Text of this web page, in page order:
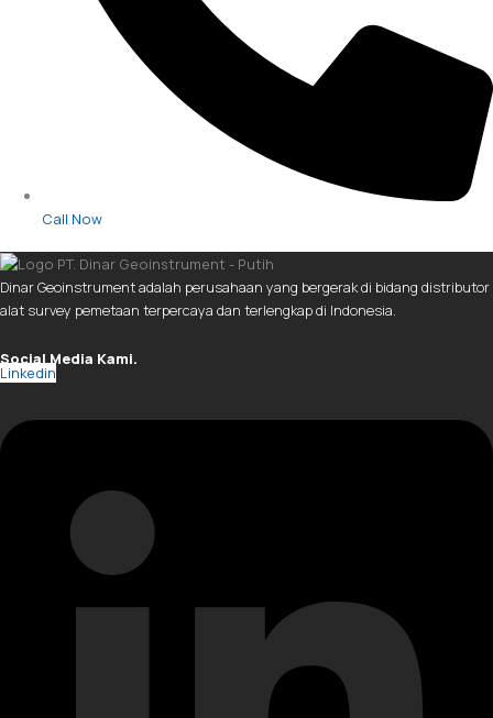
Call Now
Dinar Geoinstrument adalah perusahaan yang bergerak di bidang distributor
alat survey pemetaan terpercaya dan terlengkap di Indonesia.
Social Media Kami.
Linkedin